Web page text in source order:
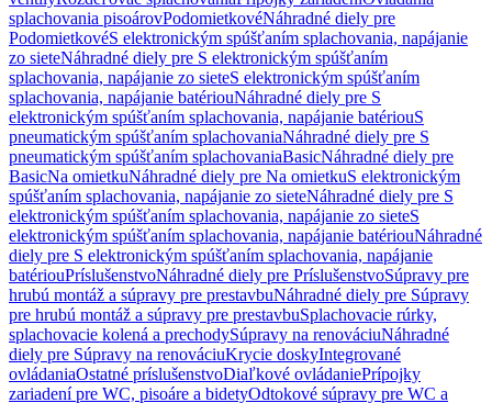
splachovania pisoárovPodomietkovéNáhradné diely pre
PodomietkovéS elektronickým spúšťaním splachovania, napájanie
zo sieteNáhradné diely pre S elektronickým spúšťaním
splachovania, napájanie zo sieteS elektronickým spúšťaním
splachovania, napájanie batériouNáhradné diely pre S
elektronickým spúšťaním splachovania, napájanie batériouS
pneumatickým spúšťaním splachovaniaNáhradné diely pre S
pneumatickým spúšťaním splachovaniaBasicNáhradné diely pre
BasicNa omietkuNáhradné diely pre Na omietkuS elektronickým
spúšťaním splachovania, napájanie zo sieteNáhradné diely pre S
elektronickým spúšťaním splachovania, napájanie zo sieteS
elektronickým spúšťaním splachovania, napájanie batériouNáhradné
diely pre S elektronickým spúšťaním splachovania, napájanie
batériouPríslušenstvoNáhradné diely pre PríslušenstvoSúpravy pre
hrubú montáž a súpravy pre prestavbuNáhradné diely pre Súpravy
pre hrubú montáž a súpravy pre prestavbuSplachovacie rúrky,
splachovacie kolená a prechodySúpravy na renováciuNáhradné
diely pre Súpravy na renováciuKrycie doskyIntegrované
ovládaniaOstatné príslušenstvoDiaľkové ovládaniePrípojky
zariadení pre WC, pisoáre a bidetyOdtokové súpravy pre WC a